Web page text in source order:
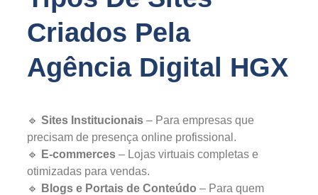
Criados Pela
Agência Digital HGX
🔹 Sites Institucionais – Para empresas que
precisam de presença online profissional.
🔹
E-commerces – Lojas virtuais completas e
otimizadas para vendas.
🔹
Blogs e Portais de Conteúdo – Para quem